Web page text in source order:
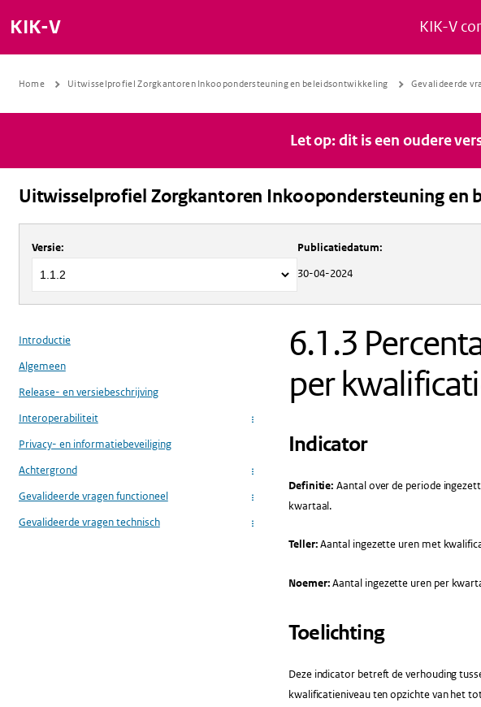
KIK-V KIK-V
Home Uitwisselprofiel Zorgkantoren Inkoopondersteuning en beleidsontwikkeling Gevalideerde
Let op: dit is een oudere
Uitwisselprofiel Zorgkantoren Inkoopondersteuning en
Over Uitwisselprofiel Zorgkantoren
Versie: Publicatiedatum:
30-04-2024
Introductie
Algemeen
Release- en versiebeschrijving
Interoperabiliteit
...
Privacy- en informatiebeveiliging
Achtergrond
...
Gevalideerde vragen functioneel ...
Gevalideerde vragen technisch ...
6.1.3
per
Indicator
Definitie: Aantal over de periode
kwartaal.
Teller:Aantal ingezette uren met
Noemer:Aantal ingezette uren per
Toelichting
Deze indicator betreft de verhouding
kwalificatieniveau ten opzichte van het